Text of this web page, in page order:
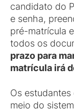
candidato do
e senha,
pré-matrícula
todos os
prazo para
matrícula irá
Os
meio do